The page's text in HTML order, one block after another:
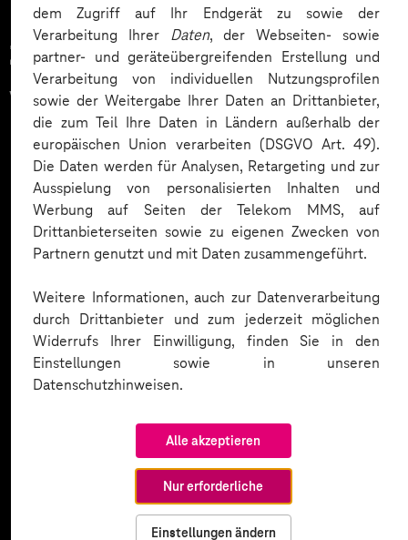
dem Zugriff auf Ihr Endgerät zu sowie der
Verarbeitung Ihrer Daten, der Webseiten- sowie
partner- und geräteübergreifenden Erstellung und
Verarbeitung von individuellen Nutzungsprofilen
sowie der Weitergabe Ihrer Daten an Drittanbieter,
die zum Teil Ihre Daten in Ländern außerhalb der
europäischen Union verarbeiten (DSGVO Art. 49).
Die Daten werden für Analysen, Retargeting und zur
Ausspielung von personalisierten Inhalten und
Werbung auf Seiten der Telekom MMS, auf
Drittanbieterseiten sowie zu eigenen Zwecken von
Partnern genutzt und mit Daten zusammengeführt.
Weitere Informationen, auch zur Datenverarbeitung
durch Drittanbieter und zum jederzeit möglichen
Widerrufs Ihrer Einwilligung, finden Sie in den
Einstellungen sowie in unseren
Datenschutzhinweisen.
Alle akzeptieren
Nur erforderliche
Einstellungen ändern
Zahlreiche Unternehmen
vertrauen auf unsere
Expertise. Hier eine Auswahl: